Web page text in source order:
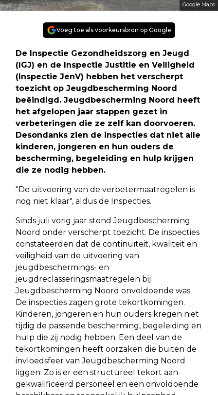
Google Maps
Voeg toe als voorkeursbron op Google
De Inspectie Gezondheidszorg en Jeugd
(IGJ) en de Inspectie Justitie en Veiligheid
(Inspectie JenV) hebben het verscherpt
toezicht op Jeugdbescherming Noord
beëindigd. Jeugdbescherming Noord heeft
het afgelopen jaar stappen gezet in
verbeteringen die ze zelf kan doorvoeren.
Desondanks zien de inspecties dat niet alle
kinderen, jongeren en hun ouders de
bescherming, begeleiding en hulp krijgen
die ze nodig hebben.
"De uitvoering van de verbetermaatregelen is
nog niet klaar", aldus de Inspecties.
Sinds juli vorig jaar stond Jeugdbescherming
Noord onder verscherpt toezicht. De inspecties
constateerden dat de continuïteit, kwaliteit en
veiligheid van de uitvoering van
jeugdbeschermings- en
jeugdreclasseringsmaatregelen bij
Jeugdbescherming Noord onvoldoende was.
De inspecties zagen grote tekortkomingen.
Kinderen, jongeren en hun ouders kregen niet
tijdig de passende bescherming, begeleiding en
hulp die zij nodig hebben. Een deel van de
tekortkomingen heeft oorzaken die buiten de
invloedsfeer van Jeugdbescherming Noord
liggen. Zo is er een structureel tekort aan
gekwalificeerd personeel en een onvoldoende